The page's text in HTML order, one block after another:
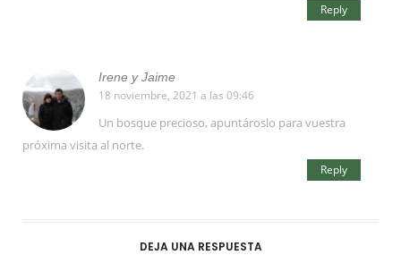
Reply
Irene y Jaime
18 noviembre, 2021 a las 09:46
Un bosque precioso, apuntároslo para vuestra
próxima visita al norte.
Reply
DEJA UNA RESPUESTA